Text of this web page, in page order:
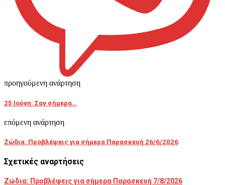
προηγούμενη ανάρτηση
25 Ιούνη: Σαν σήμερα…
επόμενη ανάρτηση
Ζώδια: Προβλέψεις για σήμερα Παρασκευή 26/6/2026
Σχετικές αναρτήσεις
Ζώδια: Προβλέψεις για σήμερα Παρασκευή 7/8/2026